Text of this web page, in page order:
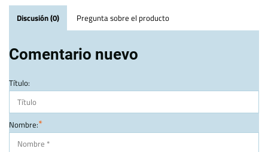
Discusión (0) Pregunta sobre el producto
Comentario nuevo
Título:
Nombre:*